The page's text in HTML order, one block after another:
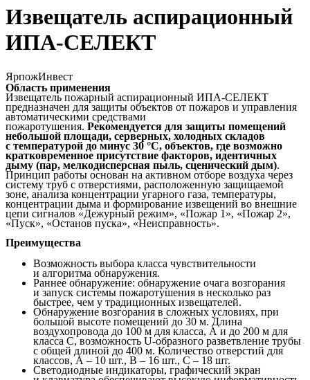
Извещатель аспирационный
ИПА-СЕЛЕКТ
ЯрпожИнвест
Область применения
Извещатель пожарный аспирационный ИПА-СЕЛЕКТ
предназначен для защиты объектов от пожаров и управления
автоматическими средствами
пожаротушения. Рекомендуется для защиты помещений
небольшой площади, серверных, холодных складов
с температурой до минус 30 °C, объектов, где возможно
кратковременное присутствие факторов, идентичных
дыму (пар, мелкодисперсная пыль, сценический дым).
Принцип работы основан на активном отборе воздуха через
систему труб с отверстиями, расположенную защищаемой
зоне, анализа концентрации угарного газа, температуры,
концентрации дыма и формирование извещений во внешние
цепи сигналов «Дежурный режим», «Пожар 1», «Пожар 2»,
«Пуск», «Останов пуска», «Неисправность».
Преимущества
Возможность выбора класса чувствительности
и алгоритма обнаружения.
Раннее обнаружение: обнаружение очага возгорания
и запуск системы пожаротушения в несколько раз
быстрее, чем у традиционных извещателей.
Обнаружение возгорания в сложных условиях, при
большой высоте помещений до 30 м. Длина
воздухопровода до 100 м для класса, А и до 200 м для
класса С, возможность U-образного разветвление трубы
с общей длиной до 400 м. Количество отверстий для
классов, А – 10 шт., В – 16 шт., С – 18 шт.
Светодиодные индикаторы, графический экран